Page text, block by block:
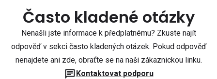
Často kladené otázky
Nenašli jste informace k předplatnému? Zkuste najít
odpověď v sekci často kladených otázek. Pokud odpověď
nenajdete ani zde, obraťte se na naši zákaznickou linku.
Kontaktovat podporu